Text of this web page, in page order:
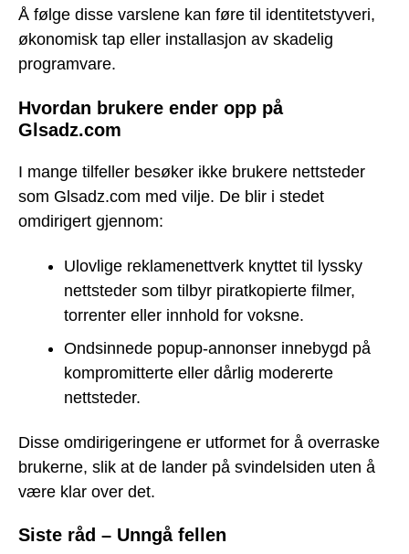
Å følge disse varslene kan føre til identitetstyveri,
økonomisk tap eller installasjon av skadelig
programvare.
Hvordan brukere ender opp på
Glsadz.com
I mange tilfeller besøker ikke brukere nettsteder
som Glsadz.com med vilje. De blir i stedet
omdirigert gjennom:
Ulovlige reklamenettverk knyttet til lyssky
nettsteder som tilbyr piratkopierte filmer,
torrenter eller innhold for voksne.
Ondsinnede popup-annonser innebygd på
kompromitterte eller dårlig modererte
nettsteder.
Disse omdirigeringene er utformet for å overraske
brukerne, slik at de lander på svindelsiden uten å
være klar over det.
Siste råd – Unngå fellen